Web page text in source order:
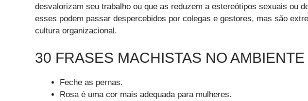
desvalorizam seu trabalho ou que as reduzem a estereótipos sexuais ou
esses podem passar despercebidos por colegas e gestores, mas são
cultura organizacional.
30 FRASES MACHISTAS NO
Feche as pernas.
Rosa é uma cor mais adequada para mulheres.